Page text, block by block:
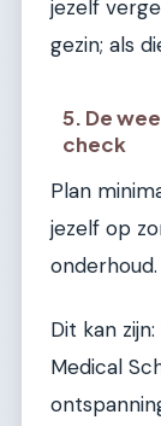
jezelf
gezin; als
5. De
check
Plan
jezelf op
onderhoud.
Dit kan
Medical